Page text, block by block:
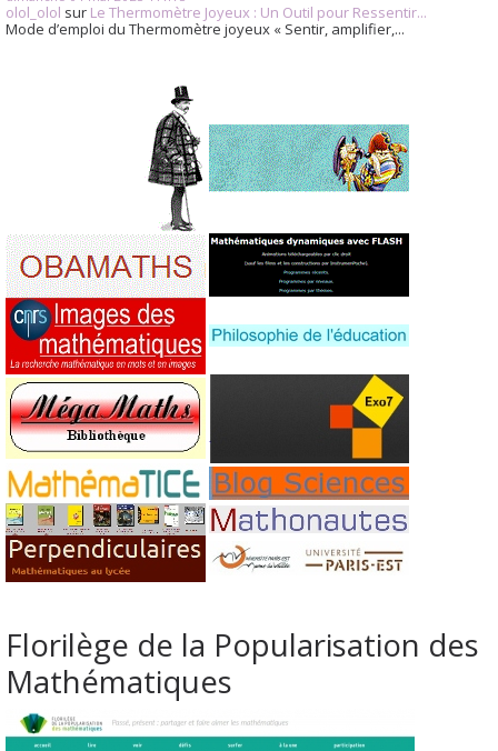
olol_olol sur Le Thermomètre Joyeux : Un Outil pour Ressentir...
Mode d’emploi du Thermomètre joyeux « Sentir, amplifier,...
Florilège de la Popularisation des
Mathématiques